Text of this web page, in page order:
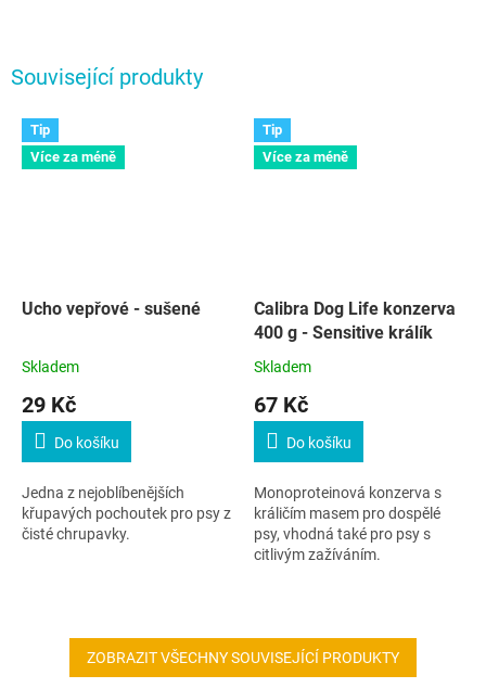
Související produkty
Tip
Více za méně
Ucho vepřové - sušené
Skladem
29 Kč
Do košíku
Jedna z nejoblíbenějších
křupavých pochoutek pro psy z
čisté chrupavky.
Tip
Více za méně
Calibra Dog Life konzerva
400 g - Sensitive králík
Skladem
67 Kč
Do košíku
Monoproteinová konzerva s
králičím masem pro dospělé
psy, vhodná také pro psy s
citlivým zažíváním.
ZOBRAZIT VŠECHNY SOUVISEJÍCÍ PRODUKTY